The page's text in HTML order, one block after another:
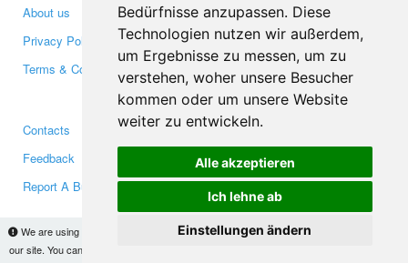
Bedürfnisse anzupassen. Diese
Technologien nutzen wir außerdem,
um Ergebnisse zu messen, um zu
verstehen, woher unsere Besucher
kommen oder um unsere Website
weiter zu entwickeln.
Alle akzeptieren
Ich lehne ab
Einstellungen ändern
We are using cookies to provide statistics that help us give you the best experience of
our site. You can find out more
About us
Privacy Policy
Terms & Conditions
Business Partners
Investors
Media
Contacts
Feedback
Report A Bug
Facebook
Twitter
YouTube
Google+